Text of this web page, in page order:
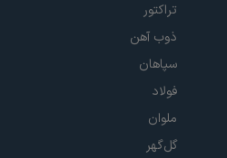
تراکتور
ذوب آهن
سپاهان
فولاد
ملوان
گل‌گهر